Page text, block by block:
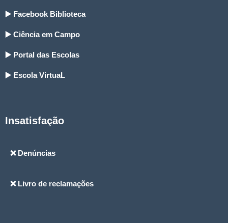
▶️ Facebook Biblioteca
▶️ Ciência em Campo
▶️ Portal das Escolas
▶️ Escola VirtuaL
Insatisfação
❌ Denúncias
❌ Livro de reclamações